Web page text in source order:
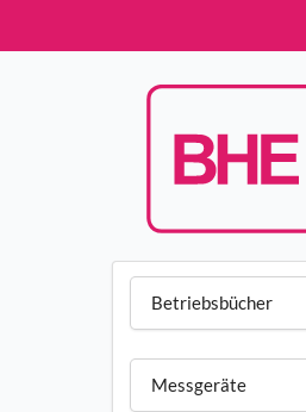
Betriebsbücher
Messgeräte